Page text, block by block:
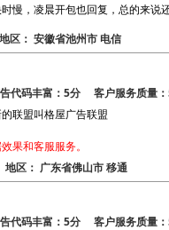
慢，凌晨开包也回复，总的来说
： 安徽省池州市 电信
代码丰富：5分 客户服务质量
联盟叫格屋广告联盟
果和客服服务。
区： 广东省佛山市 移通
代码丰富：5分 客户服务质量